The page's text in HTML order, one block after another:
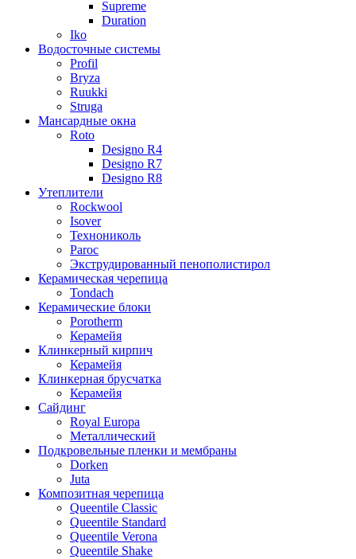
Supreme
Duration
Iko
Водосточные системы
Profil
Bryza
Ruukki
Struga
Мансардные окна
Roto
Designo R4
Designo R7
Designo R8
Утеплители
Rockwool
Isover
Технониколь
Paroc
Экструдированный пенополистирол
Керамическая черепица
Tondach
Керамические блоки
Porotherm
Керамейя
Клинкерный кирпич
Керамейя
Клинкерная брусчатка
Керамейя
Сайдинг
Royal Europa
Металлический
Подкровельные пленки и мембраны
Dorken
Juta
Композитная черепица
Queentile Classic
Queentile Standard
Queentile Verona
Queentile Shake